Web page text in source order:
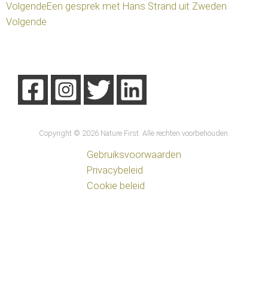
VolgendeEen gesprek met Hans Strand uit Zweden
Volgende
Copyright © 2026 Nature First. Alle rechten voorbehouden.
Gebruiksvoorwaarden
Privacybeleid
Cookie beleid